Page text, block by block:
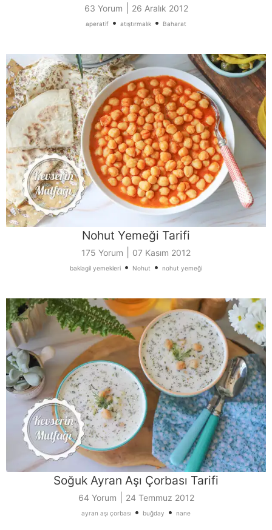
63 Yorum 26 Aralık 2012
aperatif • atıştırmalık • Baharat
Nohut Yemeği Tarifi
175 Yorum 07 Kasım 2012
baklagil yemekleri • Nohut • nohut yemeği
Soğuk Ayran Aşı Çorbası Tarifi
64 Yorum 24 Temmuz 2012
ayran aşı çorbası • buğday • nane